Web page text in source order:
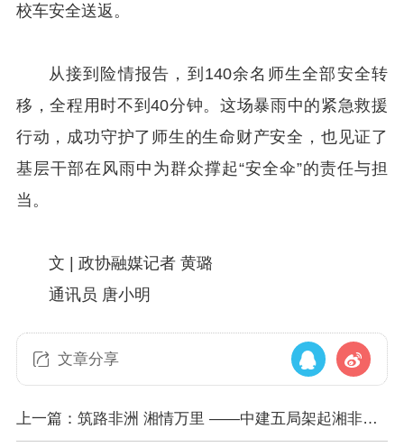
校车安全送返。
从接到险情报告，到140余名师生全部安全转
移，全程用时不到40分钟。这场暴雨中的紧急救援
行动，成功守护了师生的生命财产安全，也见证了
基层干部在风雨中为群众撑起“安全伞”的责任与担
当。
文 | 政协融媒记者 黄璐
通讯员 唐小明
文章分享
上一篇：筑路非洲 湘情万里 ——中建五局架起湘非合
作之桥